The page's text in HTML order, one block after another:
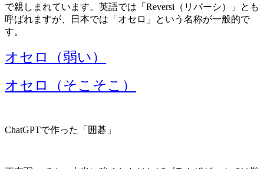
で親しまれています。英語では「Reversi（リバーシ）」とも
呼ばれますが、日本では「オセロ」という名称が一般的で
す。
オセロ（弱い）
オセロ（そこそこ）
ChatGPTで作った「囲碁」